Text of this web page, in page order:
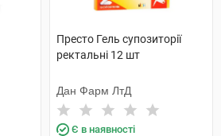
Престо Гель супозиторії
ректальні 12 шт
Дан Фарм ЛтД
Є в наявності